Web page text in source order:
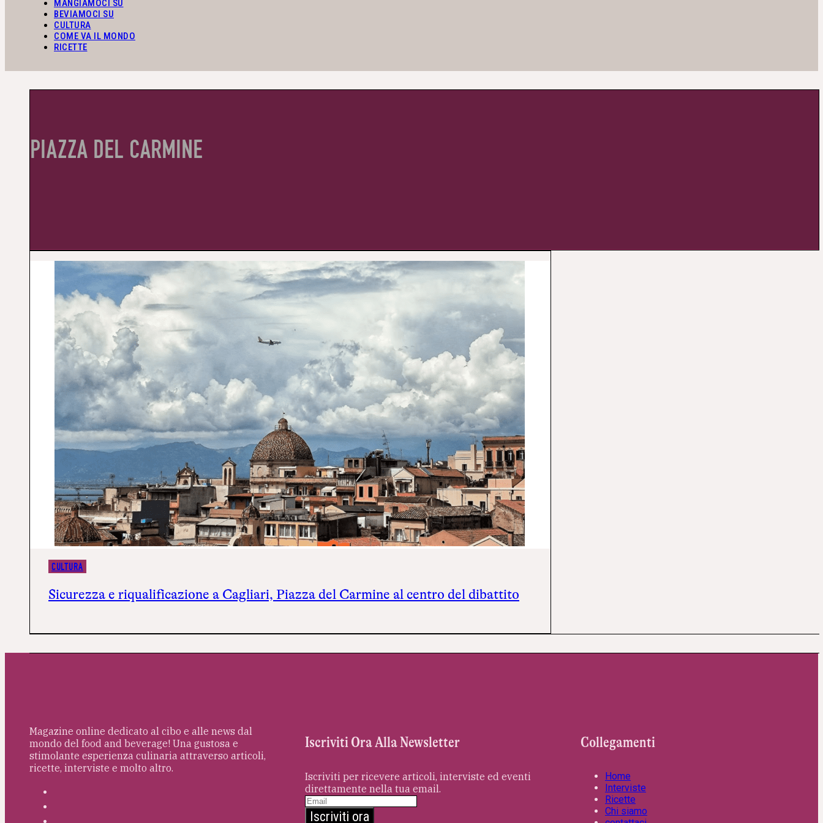
MANGIAMOCI SU
BEVIAMOCI SU
CULTURA
COME VA IL MONDO
RICETTE
PIAZZA DEL CARMINE
CULTURA
Sicurezza e riqualificazione a Cagliari, Piazza del Carmine al centro del dibattito
Magazine online dedicato al cibo e alle news dal
mondo del food and beverage! Una gustosa e
stimolante esperienza culinaria attraverso articoli,
ricette, interviste e molto altro.
Iscriviti Ora Alla Newsletter
Iscriviti per ricevere articoli, interviste ed eventi
direttamente nella tua email.
Iscriviti ora
Collegamenti
Home
Interviste
Ricette
Chi siamo